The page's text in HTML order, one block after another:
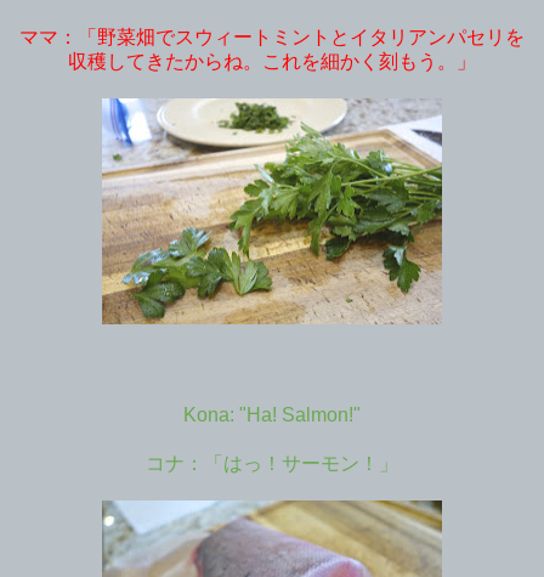
ママ：「野菜畑でスウィートミントとイタリアンパセリを
収穫してきたからね。これを細かく刻もう。」
Kona: "Ha! Salmon!"
コナ：「はっ！サーモン！」